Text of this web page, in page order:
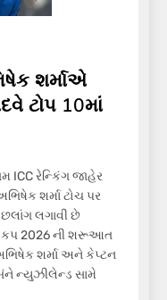
શર્માએ
ટોપ 10માં
ICC રેન્કિંગ જાહેર
શર્મા ટોચ પર
લગાવી છે
કપ 2026 ની શરૂઆત
શર્મા અને કેપ્ટન
ન્યુઝીલેન્ડ સામે